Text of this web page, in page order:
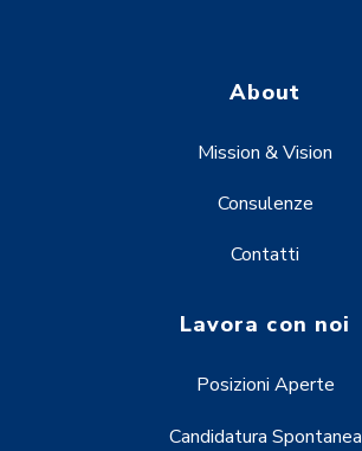
About
Mission & Vision
Consulenze
Contatti
Lavora con noi
Posizioni Aperte
Candidatura Spontanea